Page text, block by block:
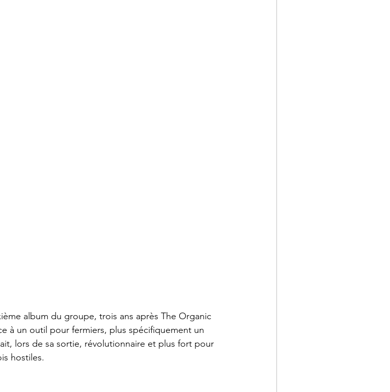
album du groupe, trois ans après The Organic
à un outil pour fermiers, plus spécifiquement un
lors de sa sortie, révolutionnaire et plus fort pour
hostiles.